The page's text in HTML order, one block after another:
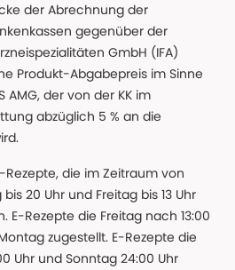
der Abrechnung der
gegenüber der
GmbH (IFA)
Produkt-Abgabepreis im Sinne
AMG, der von der KK im
abzüglich 5 % an die
die im Zeitraum von
20 Uhr und Freitag bis 13 Uhr
E-Rezepte die Freitag nach 13:00
zugestellt. E-Rezepte die
Uhr und Sonntag 24:00 Uhr